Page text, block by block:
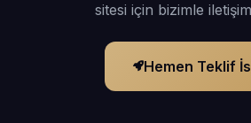
sitesi için bizimle
Hemen Teklif